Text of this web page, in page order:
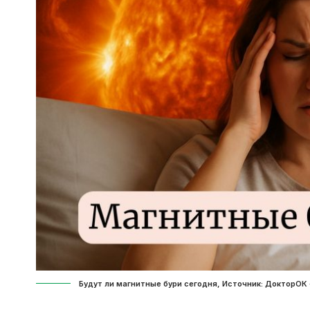
Будут ли магнитные бури сегодня, Источник: ДокторОК